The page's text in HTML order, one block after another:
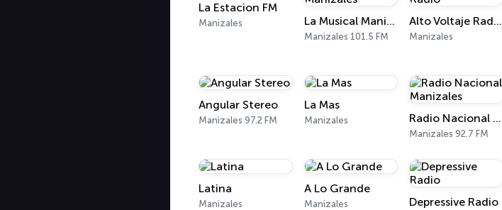
La Estacion FM
Manizales La Musical Manizales
Manizales 101.5 FM
Alto Voltaje Radio
Manizales
Angular Stereo
Manizales 97.2 FM
La Mas
Manizales Radio Nacional Manizales
Manizales 92.7 FM
Latina
Manizales
A Lo Grande
Manizales Depressive Radio